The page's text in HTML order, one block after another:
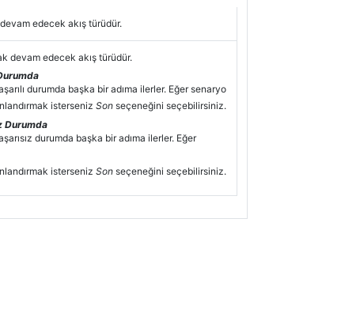
devam edecek akış türüdür.
devam edecek akış türüdür.
durumda başka bir adıma ilerler. Eğer senaryo
isterseniz Sonseçeneğini seçebilirsiniz.
Durumda
durumda başka bir adıma ilerler. Eğer
isterseniz Sonseçeneğini seçebilirsiniz.